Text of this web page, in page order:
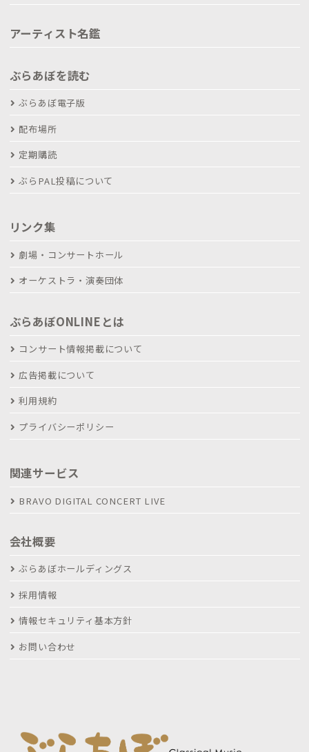
アーティスト名鑑
ぶらあぼを読む
ぶらあぼ電子版
配布場所
定期購読
ぶらPAL投稿について
リンク集
劇場・コンサートホール
オーケストラ・演奏団体
ぶらあぼONLINEとは
コンサート情報掲載について
広告掲載について
利用規約
プライバシーポリシー
関連サービス
BRAVO DIGITAL CONCERT LIVE
会社概要
ぶらあぼホールディングス
採用情報
情報セキュリティ基本方針
お問い合わせ